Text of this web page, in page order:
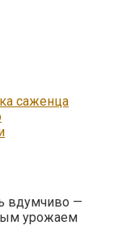
саженца
вдумчиво —
урожаем